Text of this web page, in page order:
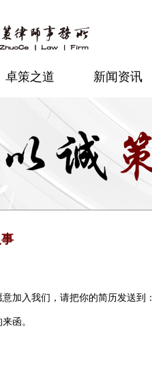
卓策之道 新闻资讯
加入我们，请把你的简历发送到：
函。